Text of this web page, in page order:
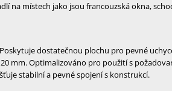
na místech jako jsou francouzská okna,
dostatečnou plochu pro pevné
20 mm. Optimalizováno pro použití s
stabilní a pevné spojení s konstrukcí.